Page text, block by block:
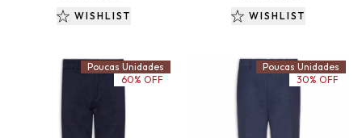
WISHLIST WISHLIST
Poucas Unidades
60% OFF
Poucas Unidades
30% OFF